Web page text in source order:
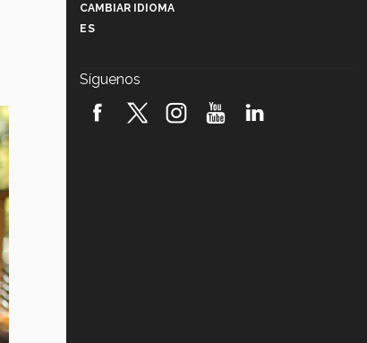
robótica FIRST 2026! (video)
CAMBIAR IDIOMA
ES
Síguenos